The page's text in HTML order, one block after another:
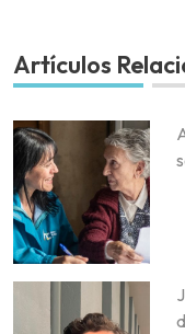
Artículos